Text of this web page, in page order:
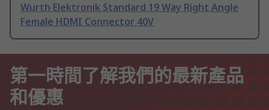
Wurth Elektronik Standard 19 Way Right Angle
Female HDMI Connector 40V
第一時間了解我們的最新產品
和優惠